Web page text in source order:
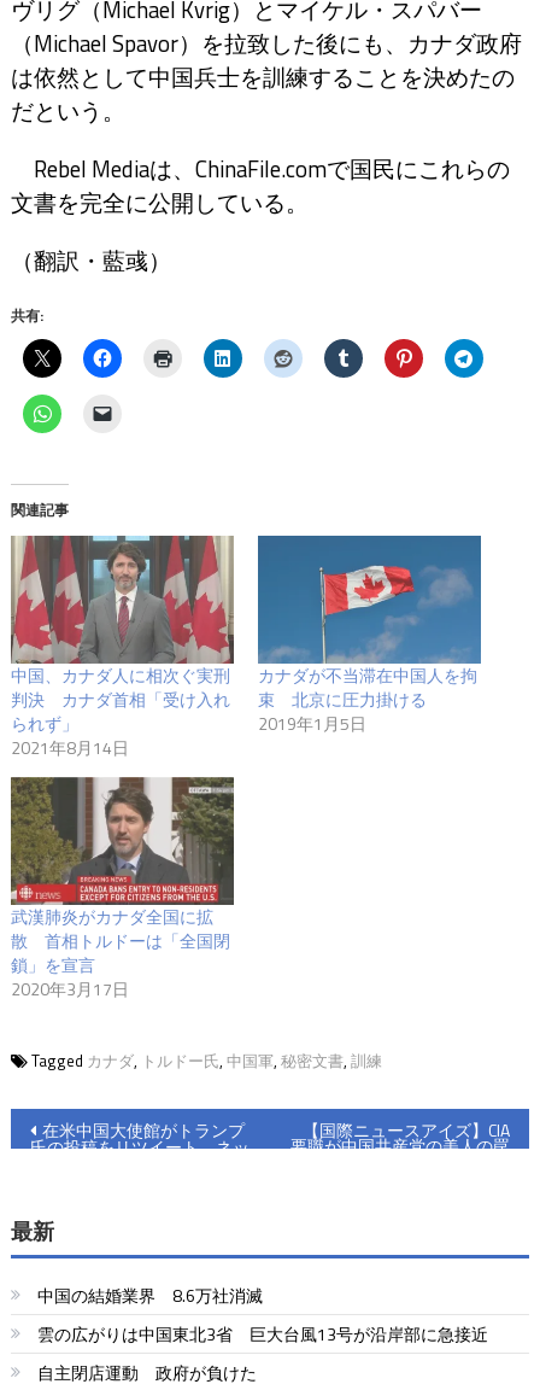
ヴリグ（Michael Kvrig）とマイケル・スパバー
（Michael Spavor）を拉致した後にも、カナダ政府
は依然として中国兵士を訓練することを決めたの
だという。
Rebel Mediaは、ChinaFile.comで国民にこれらの
文書を完全に公開している。
（翻訳・藍彧）
共有:
関連記事
中国、カナダ人に相次ぐ実刑
判決 カナダ首相「受け入れ
られず」
2021年8月14日
カナダが不当滞在中国人を拘
束 北京に圧力掛ける
2019年1月5日
武漢肺炎がカナダ全国に拡
散 首相トルドーは「全国閉
鎖」を宣言
2020年3月17日
Tagged カナダ, トルドー氏, 中国軍, 秘密文書, 訓練
投
ナ
ビ
ゲ
ー
在米中国大使館がトランプ
氏の投稿をリツイート ネッ
【国際ニュースアイズ】CIA
要職が中国共産党の美人の罠
最新
中国の結婚業界 8.6万社消滅
雲の広がりは中国東北3省 巨大台風13号が沿岸部に急接近
自主閉店運動 政府が負けた